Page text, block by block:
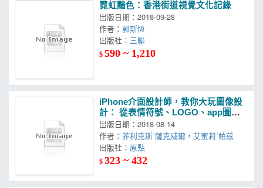
霓虹黯色：香港街道視覺文化記錄
出版日期：2018-09-28
作者：郭斯恆
出版社：
$590 ~ 1,210
iPhone介面設計師，教你大玩圖像設
計： 從表情符號、LOGO、app圖示
到路標設計的實戰經驗分享
出版日期：2018-08-14
作者：菲利克斯˙薩克威爾 ，艾蜜莉˙帕茲
出版社：
$323 ~ 432